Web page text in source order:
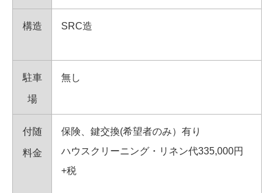
構造 SRC造
駐車
場
無し
付随
料金
保険、鍵交換(希望者のみ）有り
ハウスクリーニング・リネン代335,000円
+税